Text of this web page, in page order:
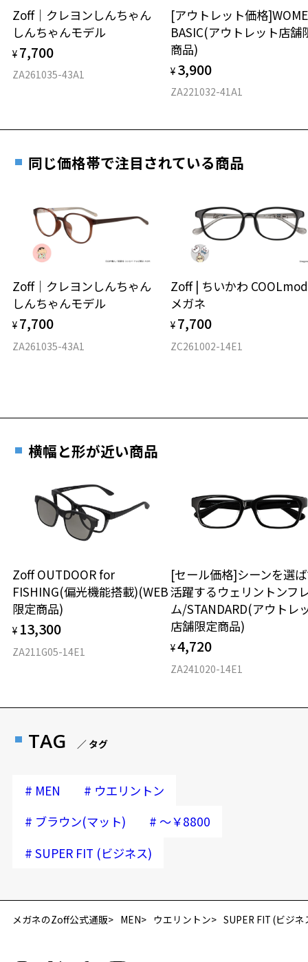
再入荷お知らせメールのお申し込み
仕上がり寸法
D 仕上がりの横幅：約145mm
19.3g
※着脱式サングラス：デモレンズ、アタッチメント込みの重さ
タイプ
材質
安心2 視力測定無料
視力の変化を早めに発見するために、定期的な視
力測定をおすすめいたします。
安心3 かかり具合調整無料
す。
オンラインストアでフレームのみ購入して、
実店舗で度付きにできます
ご購入時に「レンズ交換券」をお選びいただくと、実店舗で
度数を測定のうえ、度付きレンズ（標準セットレンズ）へ無
お近くのZoff実店舗にて度数を測定いただけます（無料）。
その際は記入用紙をダウンロードしてお使いください。
Zoff｜クレヨンしんちゃん
しんちゃんモデル
¥ 7,700
ZA261035-43A1
[アウトレット価格
BASIC(アウトレット店舗
商品)
¥ 3,900
ZA221032-41A1
同じ価格帯で注目されている商品
Zoff｜クレヨンしんちゃん
しんちゃんモデル
¥ 7,700
ZA261035-43A1
Zoff | ちいかわ
メガネ
¥ 7,700
ZC261002-14E1
横幅と形が近い商品
Zoff OUTDOOR for
FISHING(偏光機能搭載)(WEB
限定商品)
¥ 13,300
ZA211G05-14E1
[セール価格]シーンを選
活躍するウェリントンフ
ム/STANDARD(アウトレ
店舗限定商品)
¥4,720
ZA241020-14E1
TAG ／ タグ
# MEN # ウエリントン
# ブラウン(マット) # ～￥8800
# SUPER FIT (ビジネス)
メガネのZoff公式通販 MEN ウエリントン SUPER FIT (ビジネ